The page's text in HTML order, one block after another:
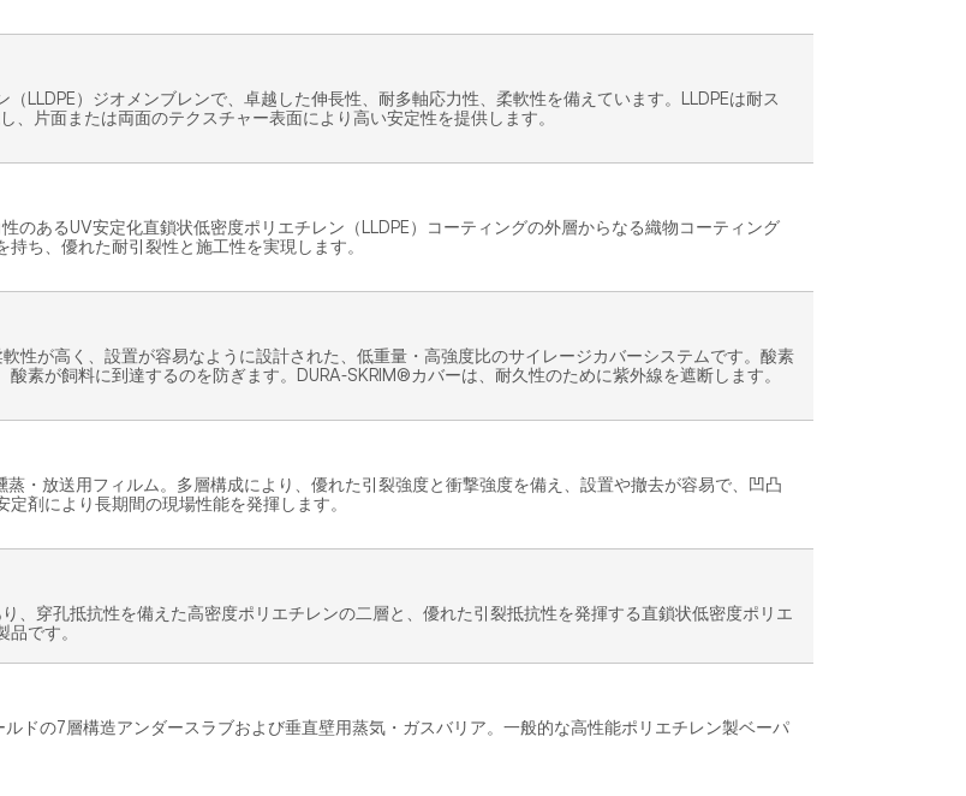
LLDPE）ジオメンブレンで、卓越した伸長性、耐多軸応力性、柔軟性を備えています。LLDPEは耐ス
、片面または両面のテクスチャー表面により高い安定性を提供します。
のあるUV安定化直鎖状低密度ポリエチレン（LLDPE）コーティングの外層からなる織物コーティング
ち、優れた耐引裂性と施工性を実現します。
性が高く、設置が容易なように設計された、低重量・高強度比のサイレージカバーシステムです。酸素
素が飼料に到達するのを防ぎます。DURA-SKRIM®カバーは、耐久性のために紫外線を遮断します。
・放送用フィルム。多層構成により、優れた引裂強度と衝撃強度を備え、設置や撤去が容易で、凹凸
剤により長期間の現場性能を発揮します。
、穿孔抵抗性を備えた高密度ポリエチレンの二層と、優れた引裂抵抗性を発揮する直鎖状低密度ポリエ
です。
ドの7層構造アンダースラブおよび垂直壁用蒸気・ガスバリア。一般的な高性能ポリエチレン製ベーパ